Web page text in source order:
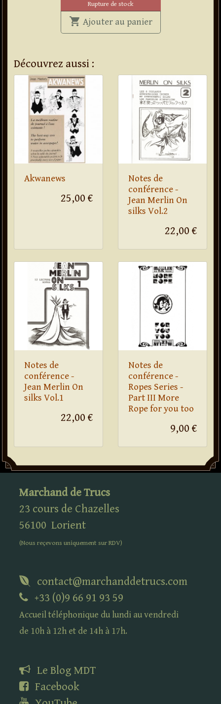
Rupture de stock
shopping_cart Ajouter au panier' . Les 6 billets à
Découvrez aussi :
Akwanews
25,00 €
Notes de
conférence -
Jean Merlin On
silks Vol.2
22,00 €
Notes de
conférence -
Jean Merlin On
silks Vol.1
22,00 €
Notes de
conférence -
Ropes Series -
Part III More
Rope for you too
9,00 €
Marchand de Trucs
23 cours de Chazelles
56100 Lorient
(Nous reçevons uniquement surRDV)
contact@marchanddetrucs.com
+33 (0)9 66 91 93 59
Accueil téléphonique du lundi au vendredi
de 10h à 12h et de 14h à 17h.
Le Blog MDT
Facebook